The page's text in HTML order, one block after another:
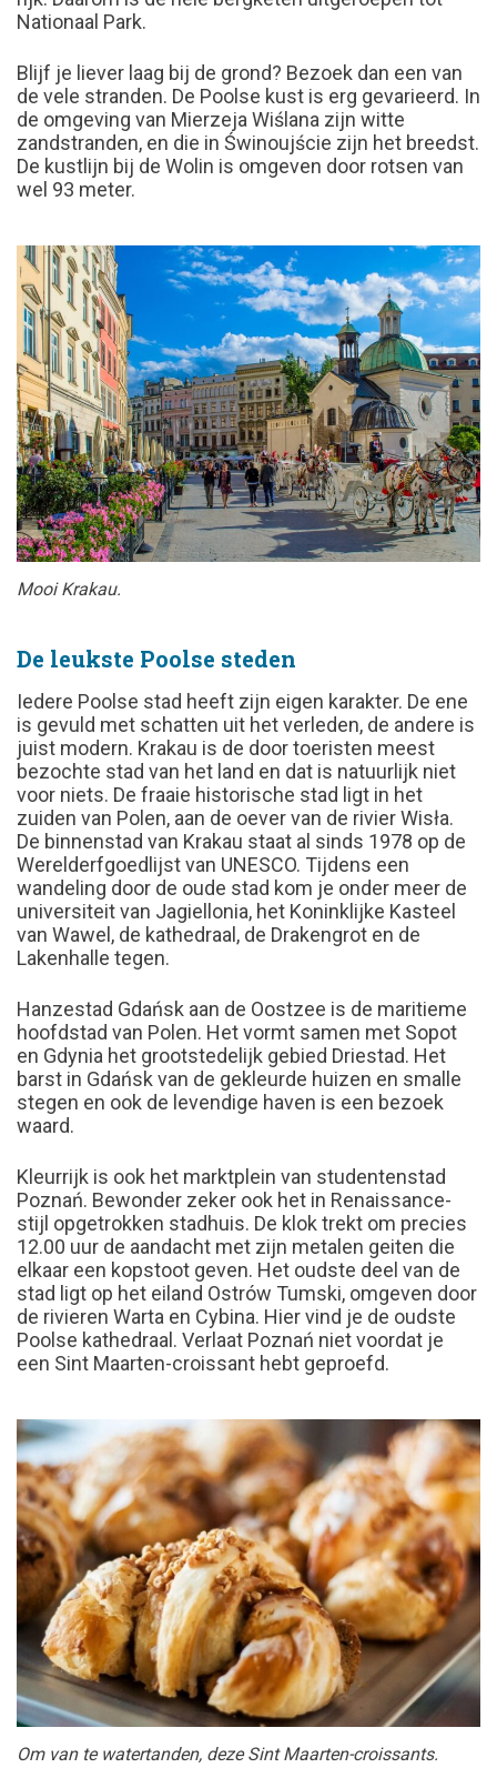
Nationaal Park.
Blijf je liever laag bij de grond? Bezoek dan een van
de vele stranden. De Poolse kust is erg gevarieerd. In
de omgeving van Mierzeja Wiślana zijn witte
zandstranden, en die in Świnoujście zijn het breedst.
De kustlijn bij de Wolin is omgeven door rotsen van
wel 93 meter.
Mooi Krakau.
De leukste Poolse steden
Iedere Poolse stad heeft zijn eigen karakter. De ene
is gevuld met schatten uit het verleden, de andere is
juist modern. Krakau is de door toeristen meest
bezochte stad van het land en dat is natuurlijk niet
voor niets. De fraaie historische stad ligt in het
zuiden van Polen, aan de oever van de rivier Wisła.
De binnenstad van Krakau staat al sinds 1978 op de
Werelderfgoedlijst van UNESCO. Tijdens een
wandeling door de oude stad kom je onder meer de
universiteit van Jagiellonia, het Koninklijke Kasteel
van Wawel, de kathedraal, de Drakengrot en de
Lakenhalle tegen.
Hanzestad Gdańsk aan de Oostzee is de maritieme
hoofdstad van Polen. Het vormt samen met Sopot
en Gdynia het grootstedelijk gebied Driestad. Het
barst in Gdańsk van de gekleurde huizen en smalle
stegen en ook de levendige haven is een bezoek
waard.
Kleurrijk is ook het marktplein van studentenstad
Poznań. Bewonder zeker ook het in Renaissance-
stijl opgetrokken stadhuis. De klok trekt om precies
12.00 uur de aandacht met zijn metalen geiten die
elkaar een kopstoot geven. Het oudste deel van de
stad ligt op het eiland Ostrów Tumski, omgeven door
de rivieren Warta en Cybina. Hier vind je de oudste
Poolse kathedraal. Verlaat Poznań niet voordat je
een Sint Maarten-croissant hebt geproefd.
Om van te watertanden, deze Sint Maarten-croissants.